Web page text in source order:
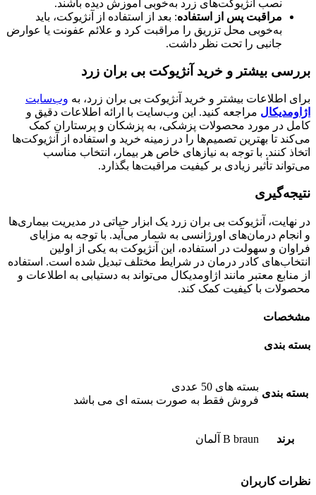
نصب آنژیوکت‌های زرد به‌خوبی آموزش دیده باشند.
مراقبت پس از استفاده: بعد از استفاده از آنژیوکت، باید
به‌خوبی محل تزریق را مراقبت کرد و علائم عفونت یا عوارض
جانبی را تحت نظر داشت.
بررسی بیشتر و خرید آنژیوکت بی بران زرد
برای اطلاعات بیشتر و خرید آنژیوکت بی بران زرد، به وب‌سایت
اژاومدیکال مراجعه کنید. این وب‌سایت با ارائه اطلاعات دقیق و
کامل در مورد محصولات پزشکی، به پزشکان و پرستاران کمک
می‌کند تا بهترین تصمیم‌ها را در زمینه خرید و استفاده از آنژیوکت‌ها
اتخاذ کنند. با توجه به نیازهای خاص هر بیمار، انتخاب مناسب
می‌تواند تأثیر زیادی بر کیفیت مراقبت‌ها بگذارد.
نتیجه‌گیری
در نهایت، آنژیوکت بی بران زرد یک ابزار حیاتی در مدیریت بیماری‌ها
و انجام درمان‌های اورژانسی به شمار می‌آید. با توجه به مزایای
فراوان و سهولت در استفاده، این آنژیوکت به یکی از اولین
انتخاب‌های کادر درمان در شرایط مختلف تبدیل شده است. استفاده
از منابع معتبر مانند اژاومدیکال می‌تواند به دستیابی به اطلاعات و
محصولات با کیفیت کمک کند.
مشخصات
بسته بندی
بسته بندی
بسته های 50 عددی
فروش فقط به صورت بسته ای می باشد
برند B braun آلمان
نظرات کاربران